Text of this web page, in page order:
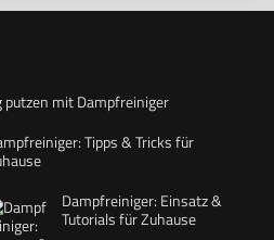
putzen mit Dampfreiniger
Tipps & Tricks für
Dampfreiniger: Einsatz &
Tutorials für Zuhause